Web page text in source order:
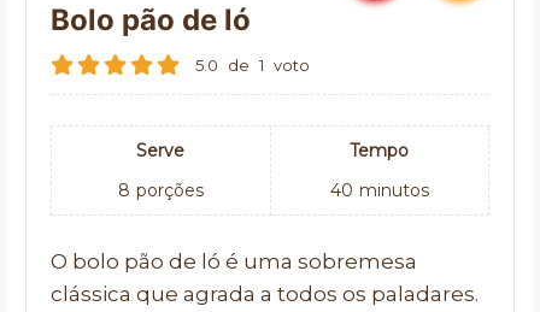
Bolo pão de ló
5.0 de 1 voto
Serve
8 porções
Tempo
40 minutos
O bolo pão de ló é uma sobremesa
clássica que agrada a todos os paladares.